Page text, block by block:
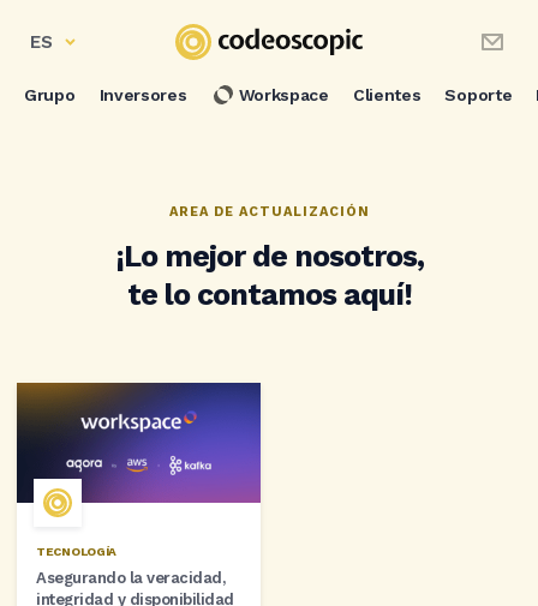
ES
Grupo Inversores Workspace Clientes Soporte
AREA DE ACTUALIZACIÓN
¡Lo mejor de nosotros,
te lo contamos aquí!
TECNOLOGÍA
Asegurando la veracidad,
integridad y disponibilidad